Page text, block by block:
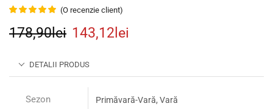
(O recenzie client)
178,90lei 143,12 lei
DETALII PRODUS
Sezon Primăvară-Vară, Vară